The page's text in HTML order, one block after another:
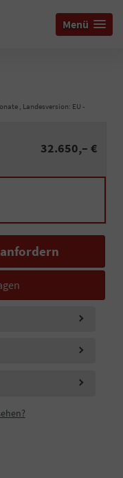
Menü
, Landesversion: EU -
32.650,– €